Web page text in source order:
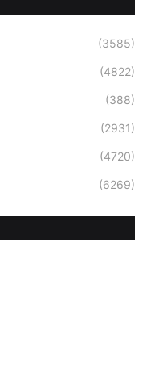
(3585)
(4822)
(388)
(2931)
(4720)
(6269)